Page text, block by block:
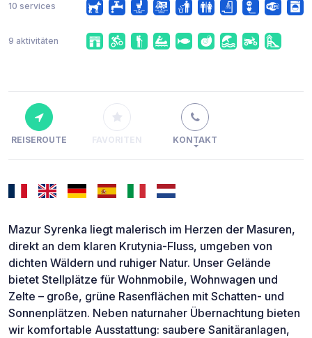
10 services
9 aktivitäten
REISEROUTE FAVORITEN KONTAKT
Mazur Syrenka liegt malerisch im Herzen der Masuren,
direkt an dem klaren Krutynia-Fluss, umgeben von
dichten Wäldern und ruhiger Natur. Unser Gelände
bietet Stellplätze für Wohnmobile, Wohnwagen und
Zelte – große, grüne Rasenflächen mit Schatten- und
Sonnenplätzen. Neben naturnaher Übernachtung bieten
wir komfortable Ausstattung: saubere Sanitäranlagen,